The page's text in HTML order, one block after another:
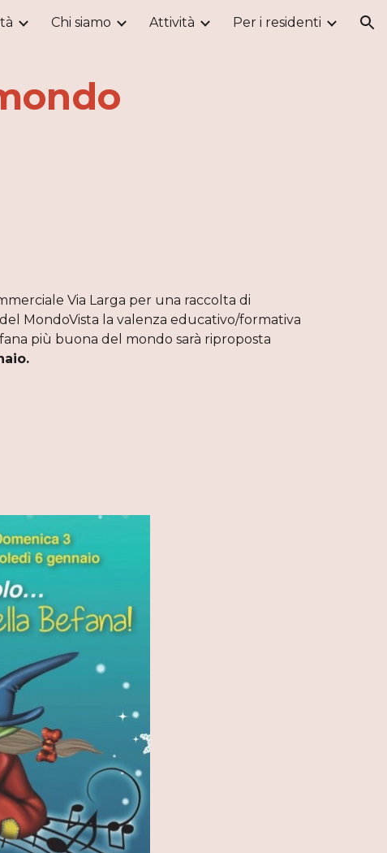
Chi siamo Attività Per i residenti
Via Larga per una raccolta di
MondoVista la valenza educativo/formativa
più buona del mondo sarà riproposta